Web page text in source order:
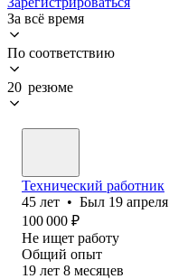
За всё время
По соответствию
20 резюме
Технический работник
45 лет • Был 19 апреля
100 000 ₽
Не ищет работу
Общий опыт
19 лет 8 месяцев